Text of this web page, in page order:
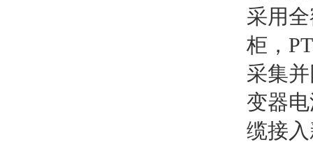
采用
柜，
采集
变器
缆接